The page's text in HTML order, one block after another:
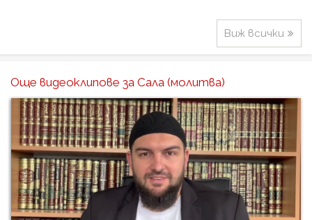
Виж всички
Още видеоклипове за Сала (молитва)